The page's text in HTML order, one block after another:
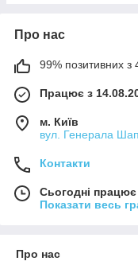
Про нас
99% позитивних з
Працює з
м. Київ
вул. Генерала
Контакти
Сьогодні
Показати весь
Про нас